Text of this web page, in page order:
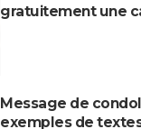
gratuitement une
Message de
exemples de